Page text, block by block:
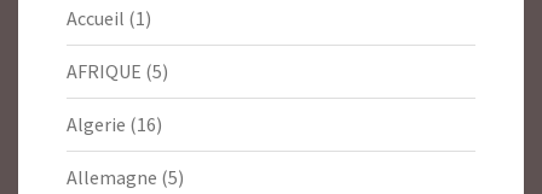
Accueil (1)
AFRIQUE (5)
Algerie (16)
Allemagne (5)